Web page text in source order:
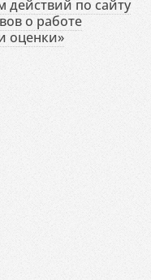
действий по сайту
о работе
оценки»